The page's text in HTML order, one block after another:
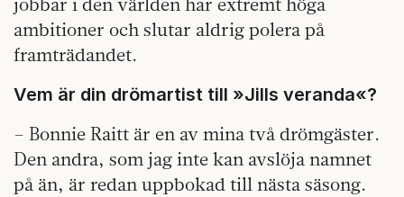
ambitioner och slutar aldrig polera på
framträdandet.
Vem är din drömartist till »Jills veranda«?
– Bonnie Raitt är en av mina två drömgäster.
Den andra, som jag inte kan avslöja namnet
på än, är redan uppbokad till nästa säsong.